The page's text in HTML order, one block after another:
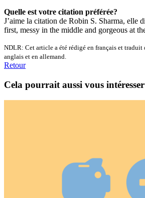
Quelle est votre citation préférée?
J’aime la citation de Robin S. Sharma, elle
first, messy in the middle and gorgeous at
NDLR: Cet article a été rédigé en français et traduit
anglais et en allemand.
Retour
Cela pourrait aussi vous intéresser